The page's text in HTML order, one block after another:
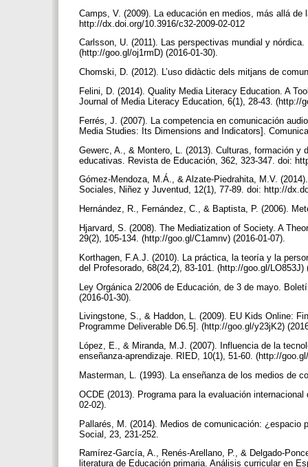
Camps, V. (2009). La educación en medios, más allá
http://dx.doi.org/10.3916/c32-2009-02-012
Carlsson, U. (2011). Las perspectivas mundial y
(http://goo.gl/oj1rmD) (2016-01-30).
Chomski, D. (2012). L’uso didàctic dels mitjans de
Felini, D. (2014). Quality Media Literacy Education. A
Journal of Media Literacy Education, 6(1), 28-43. (http://
Ferrés, J. (2007). La competencia en comunicación
Media Studies: Its Dimensions and Indicators].
Gewerc, A., & Montero, L. (2013). Culturas, formación
educativas. Revista de Educación, 362, 323-347. doi:
Gómez-Mendoza, M.Á., & Alzate-Piedrahita, M.V.
Sociales, Niñez y Juventud, 12(1), 77-89. doi: http://
Hernández, R., Fernández, C., & Baptista, P. (2006).
Hjarvard, S. (2008). The Mediatization of Society. A
29(2), 105-134. (http://goo.gl/C1amnv) (2016-01-07).
Korthagen, F.A.J. (2010). La práctica, la teoría y la
del Profesorado, 68(24,2), 83-101. (http://goo.gl/LO853J)
Ley Orgánica 2/2006 de Educación, de 3 de mayo.
(2016-01-30).
Livingstone, S., & Haddon, L. (2009). EU Kids Online:
Programme Deliverable D6.5]. (http://goo.gl/y23jK2)
López, E., & Miranda, M.J. (2007). Influencia de la
enseñanza-aprendizaje. RIED, 10(1), 51-60. (http://
Masterman, L. (1993). La enseñanza de los medios de
OCDE (2013). Programa para la evaluación
02-02).
Pallarés, M. (2014). Medios de comunicación: ¿espacio
Social, 23, 231-252.
Ramírez-García, A., Renés-Arellano, P., & Delgado-
literatura de Educación primaria. Análisis curricular en